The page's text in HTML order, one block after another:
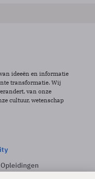
ideeën en informatie
transformatie. Wij
van onze
cultuur, wetenschap